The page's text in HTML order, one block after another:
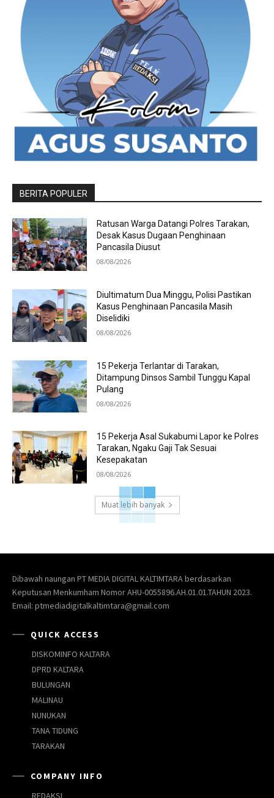
BERITA POPULER
Ratusan Warga Datangi Polres Tarakan,
Desak Kasus Dugaan Penghinaan
Pancasila Diusut
08/08/2026
Diultimatum Dua Minggu, Polisi Pastikan
Kasus Penghinaan Pancasila Masih
Diselidiki
08/08/2026
15 Pekerja Terlantar di Tarakan,
Ditampung Dinsos Sambil Tunggu Kapal
Pulang
08/08/2026
15 Pekerja Asal Sukabumi Lapor ke Polres
Tarakan, Ngaku Gaji Tak Sesuai
Kesepakatan
08/08/2026
Muat lebih banyak
Dibawah naungan PT MEDIA DIGITAL KALTIMTARA berdasarkan
Keputusan Menkumham Nomor AHU-0055896.AH.01.01.TAHUN 2023.
Email: ptmediadigitalkaltimtara@gmail.com
QUICK ACCESS
DISKOMINFO KALTARA
DPRD KALTARA
BULUNGAN
MALINAU
NUNUKAN
TANA TIDUNG
TARAKAN
COMPANY INFO
REDAKSI